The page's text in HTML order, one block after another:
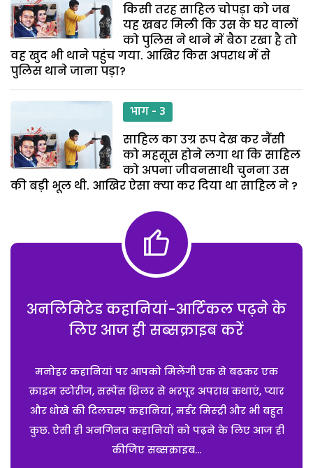
किसी तरह साहिल चोपड़ा को जब
यह खबर मिली कि उस के घर वालों
को पुलिस ने थाने में बैठा रखा है तो
वह खुद भी थाने पहुंच गया. आखिर किस अपराध में से
पुलिस थाने जाना पड़ा?
भाग - 3
साहिल का उग्र रूप देख कर नैंसी
को महसूस होने लगा था कि साहिल
को अपना जीवनसाथी चुनना उस
की बड़ी भूल थी. आखिर ऐसा क्या कर दिया था साहिल ने ?
अनलिमिटेड कहानियां-आर्टिकल पढ़ने के
लिए आज ही सब्सक्राइब करें
मनोहर कहानियां पर आपको मिलेंगी एक से बढ़कर एक
क्राइम स्टोरीज, सस्पेंस थ्रिलर से भरपूर अपराध कथाएं, प्यार
और धोखे की दिलचस्प कहानियां, मर्डर मिस्ट्री और भी बहुत
कुछ. ऐसी ही अनगिनत कहानियों को पढ़ने के लिए आज ही
कीजिए सब्सक्राइब...